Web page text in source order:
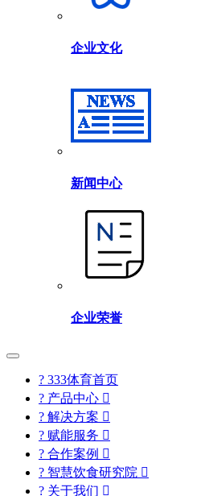
企业文化
新闻中心
企业荣誉
? 333体育首页
? 产品中心 
? 解决方案 
? 赋能服务 
? 合作案例 
? 智慧饮食研究院 
? 关于我们 